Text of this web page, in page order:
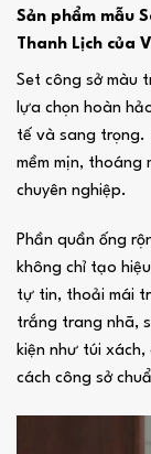
Sản phẩm mẫu
Thanh Lịch của
Set công sở màu
lựa chọn hoàn
tế và sang trọng.
mềm mịn,
chuyên nghiệp.
Phần quần ống
không chỉ tạo
tự tin, thoải mái
trắng trang nhã,
kiện như túi
cách công sở